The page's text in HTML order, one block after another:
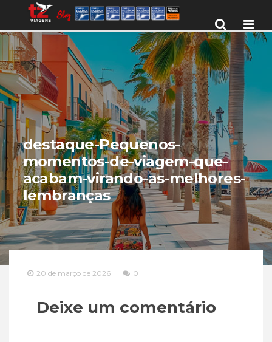
destaque-Pequenos-
momentos-de-viagem-que-
acabam-virando-as-melhores-
lembranças
20 de março de 2026 0
Deixe um comentário